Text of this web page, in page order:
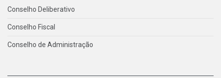
Conselho Deliberativo
Conselho Fiscal
Conselho de Administração